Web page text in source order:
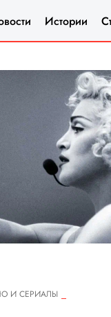
Истории
И СЕРИАЛЫ